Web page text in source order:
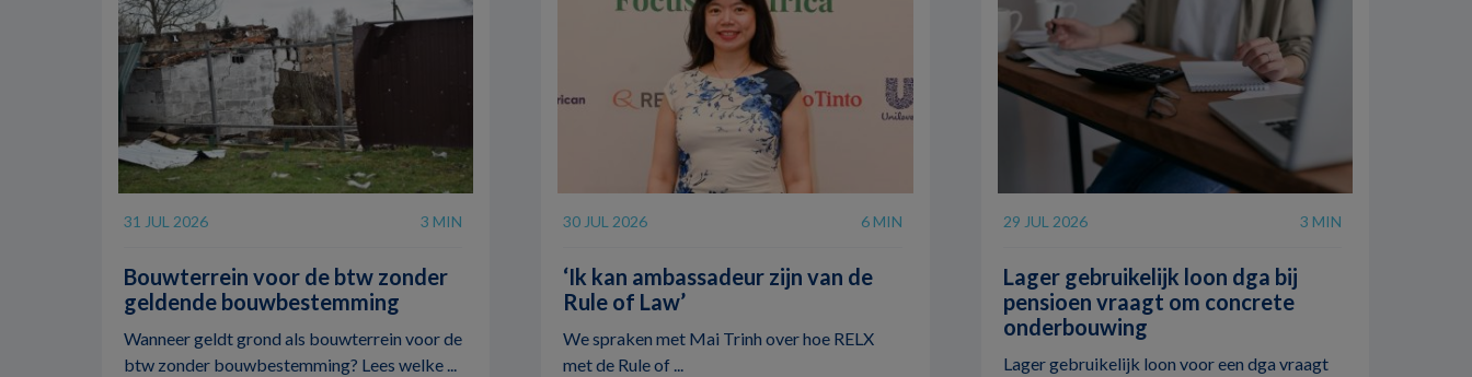
31 JUL 2026 3 MIN
Bouwterrein voor de btw zonder
geldende bouwbestemming
Wanneer geldt grond als bouwterrein voor de
btw zonder bouwbestemming? Lees welke ...
30 JUL 2026 6 MIN
‘Ik kan ambassadeur zijn van de
Rule of Law’
We spraken met Mai Trinh over hoe RELX
met de Rule of ...
29 JUL 2026 3 MIN
Lager gebruikelijk loon dga bij
pensioen vraagt om concrete
onderbouwing
Lager gebruikelijk loon voor een dga vraagt